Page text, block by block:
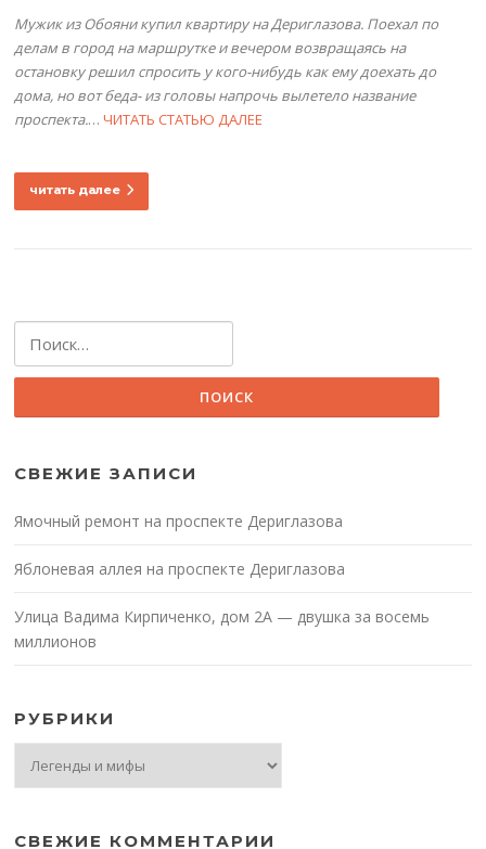
Мужик из Обояни купил квартиру на Дериглазова. Поехал по
делам в город на маршрутке и вечером возвращаясь на
остановку решил спросить у кого-нибудь как ему доехать до
дома, но вот беда- из головы напрочь вылетело название
проспекта.…ЧИТАТЬ СТАТЬЮ ДАЛЕЕ
читать далее
СВЕЖИЕ ЗАПИСИ
Ямочный ремонт на проспекте Дериглазова
Яблоневая аллея на проспекте Дериглазова
Улица Вадима Кирпиченко, дом 2А — двушка за восемь
миллионов
РУБРИКИ
СВЕЖИЕ КОММЕНТАРИИ